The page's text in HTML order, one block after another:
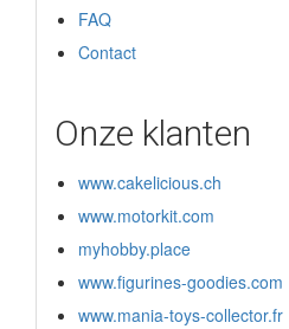
FAQ
Contact
Onze klanten
www.cakelicious.ch
www.motorkit.com
myhobby.place
www.figurines-goodies.com
www.mania-toys-collector.fr